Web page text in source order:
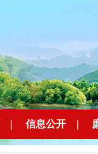
| 信息公开 |